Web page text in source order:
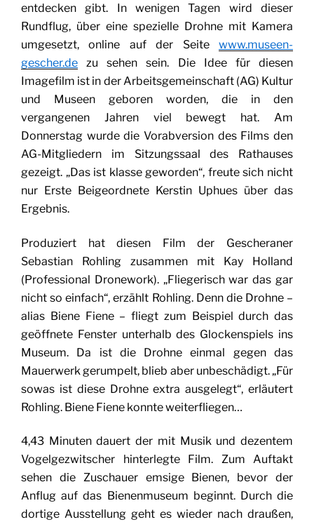
entdecken gibt. In wenigen Tagen wird dieser
Rundflug, über eine spezielle Drohne mit Kamera
umgesetzt, online auf der Seite www.museen-
gescher.de zu sehen sein. Die Idee für diesen
Imagefilm ist in der Arbeitsgemeinschaft (AG) Kultur
und Museen geboren worden, die in den
vergangenen Jahren viel bewegt hat. Am
Donnerstag wurde die Vorabversion des Films den
AG-Mitgliedern im Sitzungssaal des Rathauses
gezeigt. „Das ist klasse geworden“, freute sich nicht
nur Erste Beigeordnete Kerstin Uphues über das
Ergebnis.
Produziert hat diesen Film der Gescheraner
Sebastian Rohling zusammen mit Kay Holland
(Professional Dronework). „Fliegerisch war das gar
nicht so einfach“, erzählt Rohling. Denn die Drohne –
alias Biene Fiene – fliegt zum Beispiel durch das
geöffnete Fenster unterhalb des Glockenspiels ins
Museum. Da ist die Drohne einmal gegen das
Mauerwerk gerumpelt, blieb aber unbeschädigt. „Für
sowas ist diese Drohne extra ausgelegt“, erläutert
Rohling. Biene Fiene konnte weiterfliegen…
4,43 Minuten dauert der mit Musik und dezentem
Vogelgezwitscher hinterlegte Film. Zum Auftakt
sehen die Zuschauer emsige Bienen, bevor der
Anflug auf das Bienenmuseum beginnt. Durch die
dortige Ausstellung geht es wieder nach draußen,